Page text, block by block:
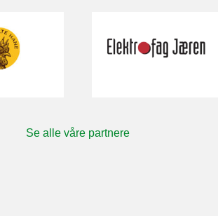
Se alle våre partnere